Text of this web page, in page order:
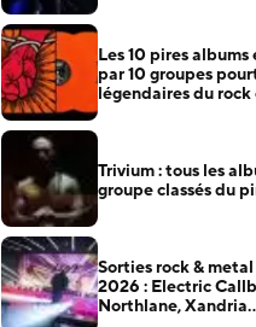
Les 10 pires
par 10 groupes
légendaires du
Trivium : tous les
groupe classés du
Sorties rock &
2026 : Electric
Northlane,